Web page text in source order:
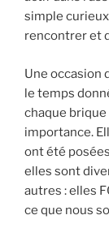
simple
rencontrer et
Une occasion
le temps
chaque brique
importance.
ont été
elles sont
autres : elles
ce que nous